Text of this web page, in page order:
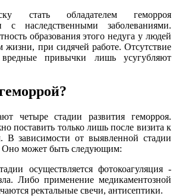
стать обладателем геморроя
с наследственными заболеваниями.
образования этого недуга у людей
жизни, при сидячей работе. Отсутствие
привычки лишь усугубляют
четыре стадии развития геморроя.
поставить только лишь после визита к
В зависимости от выявленной стадии
Оно может быть следующим:
осуществляется фотокоагуляция -
Либо применение медикаментозной
ректальные свечи, антисептики.